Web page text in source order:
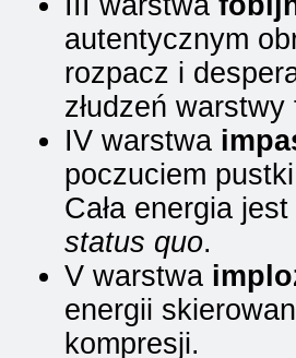
autentycznym
rozpacz i
złudzeń warstwy
IV warstwa
poczuciem
Cała energia
status quo.
V warstwa
energii
kompresji.